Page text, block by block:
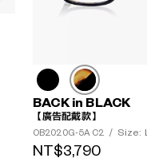
BACK in BLACK
【廣告配戴款】
OB2020G-5A C2
/ Size:
NT$3,790